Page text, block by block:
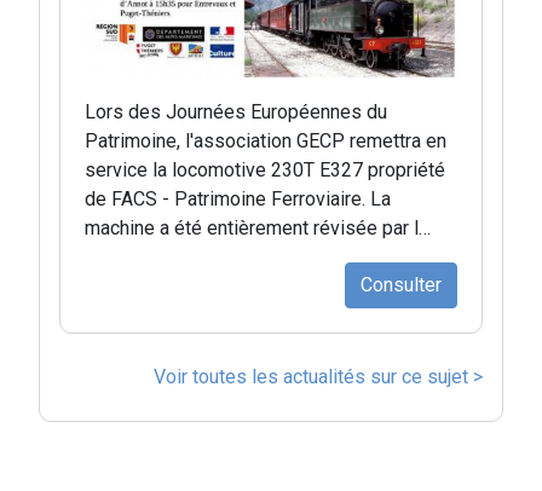
Lors des Journées Européennes du
Patrimoine, l'association GECP remettra en
service la locomotive 230T E327 propriété
de FACS - Patrimoine Ferroviaire. La
machine a été entièrement révisée par l…
Consulter
Voir toutes les actualités sur ce sujet >